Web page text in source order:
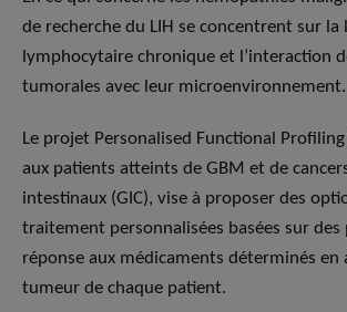
de recherche du LIH se concentrent sur la
lymphocytaire chronique et l’interaction
tumorales avec leur microenvironnement.
Le projet Personalised Functional Profiling
aux patients atteints de GBM et de
intestinaux (GIC), vise à proposer des
traitement personnalisées basées sur des
réponse aux médicaments déterminés en
tumeur de chaque patient.